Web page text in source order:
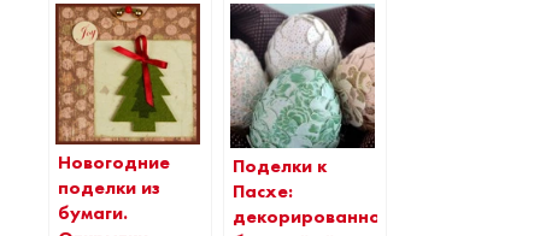
Новогодние
поделки из
бумаги.
Поделки к
Пасхе:
декорированное